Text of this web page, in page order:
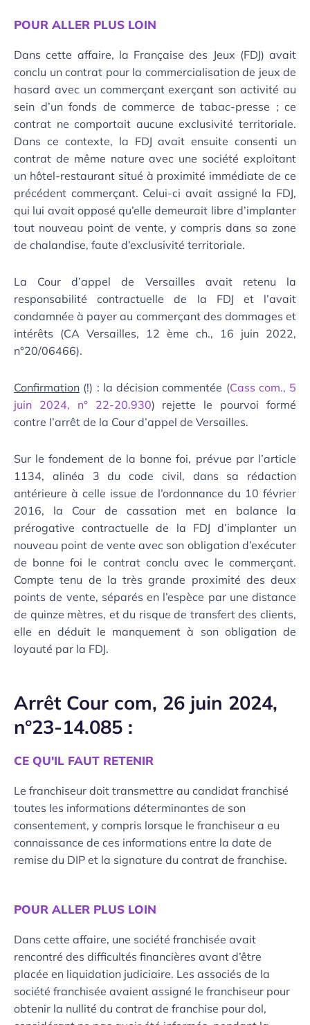
POUR ALLER PLUS LOIN
Dans cette affaire, la Française des Jeux (FDJ) avait
conclu un contrat pour la commercialisation de jeux de
hasard avec un commerçant exerçant son activité au
sein d’un fonds de commerce de tabac-presse ; ce
contrat ne comportait aucune exclusivité territoriale.
Dans ce contexte, la FDJ avait ensuite consenti un
contrat de même nature avec une société exploitant
un hôtel-restaurant situé à proximité immédiate de ce
précédent commerçant. Celui-ci avait assigné la FDJ,
qui lui avait opposé qu’elle demeurait libre d’implanter
tout nouveau point de vente, y compris dans sa zone
de chalandise, faute d’exclusivité territoriale.
La Cour d’appel de Versailles avait retenu la
responsabilité contractuelle de la FDJ et l’avait
condamnée à payer au commerçant des dommages et
intérêts (CA Versailles, 12 ème ch., 16 juin 2022,
n°20/06466).
Confirmation (!) : la décision commentée (Cass com., 5
juin 2024, n° 22-20.930) rejette le pourvoi formé
contre l’arrêt de la Cour d’appel de Versailles.
Sur le fondement de la bonne foi, prévue par l’article
1134, alinéa 3 du code civil, dans sa rédaction
antérieure à celle issue de l’ordonnance du 10 février
2016, la Cour de cassation met en balance la
prérogative contractuelle de la FDJ d’implanter un
nouveau point de vente avec son obligation d’exécuter
de bonne foi le contrat conclu avec le commerçant.
Compte tenu de la très grande proximité des deux
points de vente, séparés en l’espèce par une distance
de quinze mètres, et du risque de transfert des clients,
elle en déduit le manquement à son obligation de
loyauté par la FDJ.
Arrêt Cour com, 26 juin 2024,
n°23-14.085 :
CE QU'IL FAUT RETENIR
Le franchiseur doit transmettre au candidat franchisé
toutes les informations déterminantes de son
consentement, y compris lorsque le franchiseur a eu
connaissance de ces informations entre la date de
remise du DIP et la signature du contrat de franchise.
POUR ALLER PLUS LOIN
Dans cette affaire, une société franchisée avait
rencontré des difficultés financières avant d’être
placée en liquidation judiciaire. Les associés de la
société franchisée avaient assigné le franchiseur pour
obtenir la nullité du contrat de franchise pour dol,